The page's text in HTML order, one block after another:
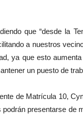
que “desde la
a nuestros
ya que esto
un puesto de
de Matrícula 10,
podrán presentarse de